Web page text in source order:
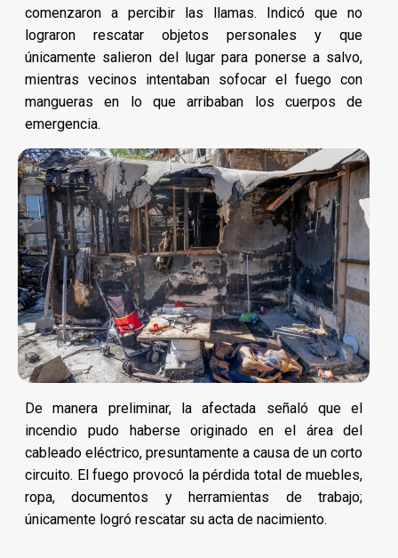
comenzaron a percibir las llamas. Indicó que no
lograron rescatar objetos personales y que
únicamente salieron del lugar para ponerse a salvo,
mientras vecinos intentaban sofocar el fuego con
mangueras en lo que arribaban los cuerpos de
emergencia.
De manera preliminar, la afectada señaló que el
incendio pudo haberse originado en el área del
cableado eléctrico, presuntamente a causa de un corto
circuito. El fuego provocó la pérdida total de muebles,
ropa, documentos y herramientas de trabajo;
únicamente logró rescatar su acta de nacimiento.